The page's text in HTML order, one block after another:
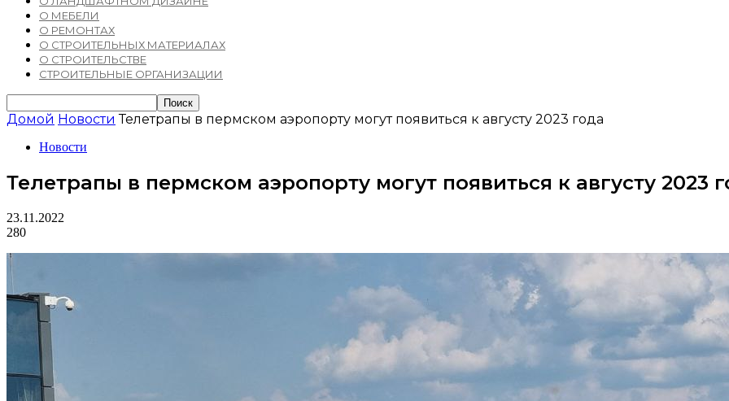
О МЕБЕЛИ
О РЕМОНТАХ
О СТРОИТЕЛЬНЫХ МАТЕРИАЛАХ
О СТРОИТЕЛЬСТВЕ
СТРОИТЕЛЬНЫЕ ОРГАНИЗАЦИИ
Домой Новости Телетрапы в пермском аэропорту могут появиться к августу 2023 года
Новости
Телетрапы в пермском аэропорту могут появиться к августу 2023
23.11.2022
280